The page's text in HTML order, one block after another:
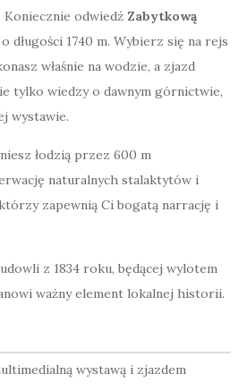
odwiedź Zabytkową
długości 1740 m. Wybierz się na rejs
właśnie na wodzie, a zjazd
tylko wiedzy o dawnym górnictwie,
wystawie.
łodzią przez 600 m
naturalnych stalaktytów i
zapewnią Ci bogatą narrację i
z 1834 roku, będącej wylotem
ważny element lokalnej historii.
wystawą i zjazdem